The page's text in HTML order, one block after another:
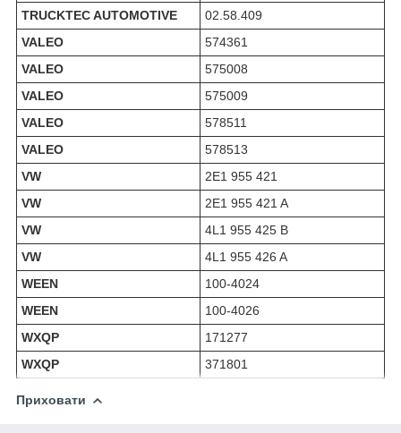
TRUCKTEC AUTOMOTIVE
02.58.409
VALEO
574361
VALEO
575008
VALEO
575009
VALEO
578511
VALEO
578513
VW
2E1 955 421
VW
2E1 955 421 A
VW
4L1 955 425 B
VW
4L1 955 426 A
WEEN
100-4024
WEEN
100-4026
WXQP
171277
WXQP
371801
Приховати